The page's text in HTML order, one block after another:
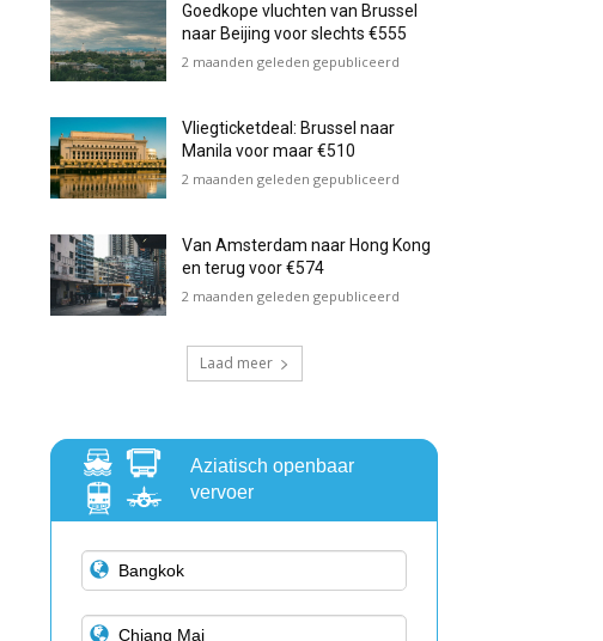
Goedkope vluchten van Brussel
naar Beijing voor slechts €555
2 maanden geleden gepubliceerd
Vliegticketdeal: Brussel naar
Manila voor maar €510
2 maanden geleden gepubliceerd
Van Amsterdam naar Hong Kong
en terug voor €574
2 maanden geleden gepubliceerd
Laad meer
Aziatisch openbaar
vervoer